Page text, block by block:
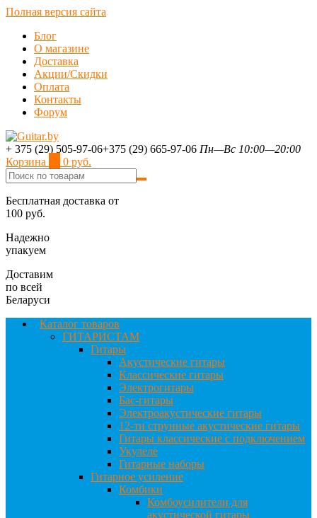
Полная версия сайта
Блог
О магазине
Доставка
Акции/Скидки
Оплата
Контакты
Форум
+ 375 (29) 505-97-06+375 (29) 665-97-06 Пн—Вс 10:00—20:00
Корзина
0 руб.
Бесплатная доставка от
100 руб.
Надежно
упакуем
Доставим
по всей
Беларуси
Каталог товаров
ГИТАРИСТАМ
Гитары
Акустические гитары
Классические гитары
Электрогитары
Бас-гитары
Электроакустические гитары
12-ти струнные акустические гитары
Гитары классические с подключением
Укулеле
Гитарные наборы
Гитарное усиление
Комбики
Комбоусилители для
акустической гитары